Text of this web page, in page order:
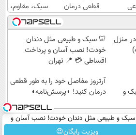
قطعی درمان
کنید!
◗پرسش‌نامه◖
سبک، مقاوم،
طبیعی! ویزیت
رایگان+پرداخت
اقساطی😍
منزل
🦷 سبک و طبیعی مثل دندان
خودت! نصب آسان و پرداخت
اقساطی 💳 📍 تهران
و
آرتروز مفاصل خود را به طور قطعی
درمان کنید! ◗پرسش‌نامه◖
و طبیعی مثل دندان خودت! نصب آسان و
پرداخت اقساطی 💳 📍 تهران
ویزیت رایگان😍
تماس با ما